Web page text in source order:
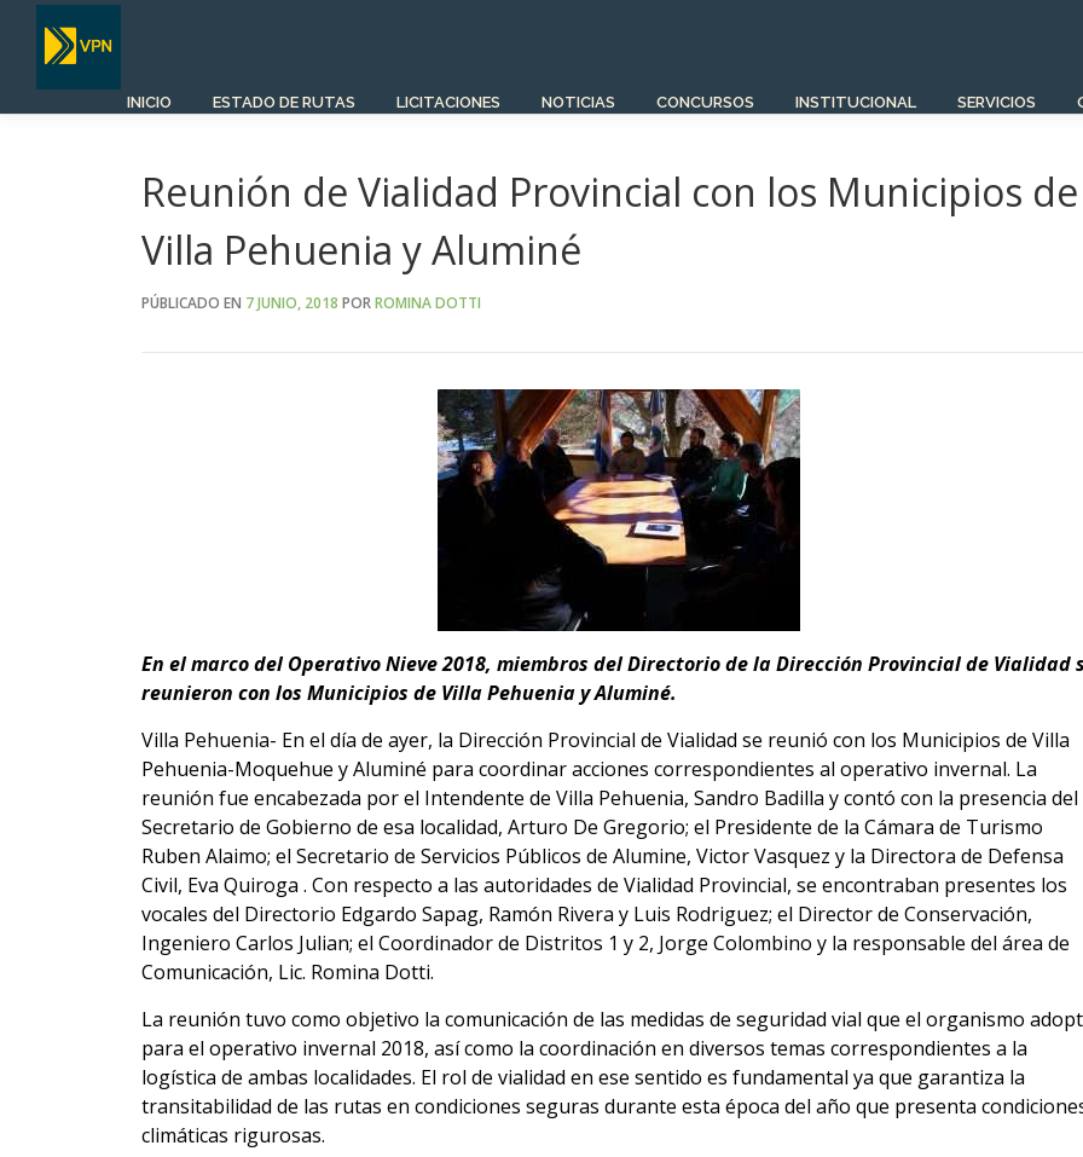
Saltar
contenido
INICIO ESTADO DE RUTAS LICITACIONES NOTICIAS CONCURSOS INSTITUCIONAL SERVICIOS
Reunión de Vialidad Provincial con los Municipios de
Villa Pehuenia y Aluminé
PÚBLICADO EN 7 JUNIO, 2018 PORROMINA DOTTI
En el marco del Operativo Nieve 2018, miembros del Directorio de la Dirección Provincial de Vialidad
reunieron con los Municipios de Villa Pehuenia y Aluminé.
Villa Pehuenia- En el día de ayer, la Dirección Provincial de Vialidad se reunió con los Municipios de Villa
Pehuenia-Moquehue y Aluminé para coordinar acciones correspondientes al operativo invernal. La
reunión fue encabezada por el Intendente de Villa Pehuenia, Sandro Badilla y contó con la presencia del
Secretario de Gobierno de esa localidad, Arturo De Gregorio; el Presidente de la Cámara de Turismo
Ruben Alaimo; el Secretario de Servicios Públicos de Alumine, Victor Vasquez y la Directora de Defensa
Civil, Eva Quiroga . Con respecto a las autoridades de Vialidad Provincial, se encontraban presentes los
vocales del Directorio Edgardo Sapag, Ramón Rivera y Luis Rodriguez; el Director de Conservación,
Ingeniero Carlos Julian; el Coordinador de Distritos 1 y 2, Jorge Colombino y la responsable del área de
Comunicación, Lic. Romina Dotti.
La reunión tuvo como objetivo la comunicación de las medidas de seguridad vial que el organismo
para el operativo invernal 2018, así como la coordinación en diversos temas correspondientes a la
logística de ambas localidades. El rol de vialidad en ese sentido es fundamental ya que garantiza la
transitabilidad de las rutas en condiciones seguras durante esta época del año que presenta
climáticas rigurosas.